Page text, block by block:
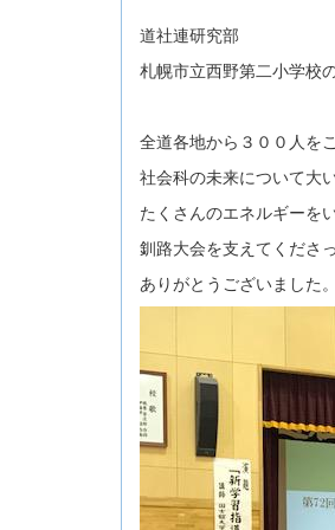
道社連研究部
札幌市立西野第二小学校
全道各地から３００人を
社会科の未来について大
たくさんのエネルギーを
釧路大会を支えてくださ
ありがとうございました。